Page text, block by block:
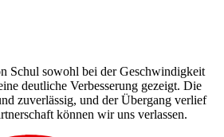
Schul sowohl bei der Geschwindigkeit
deutliche Verbesserung gezeigt. Die
zuverlässig, und der Übergang verlief
können wir uns verlassen.